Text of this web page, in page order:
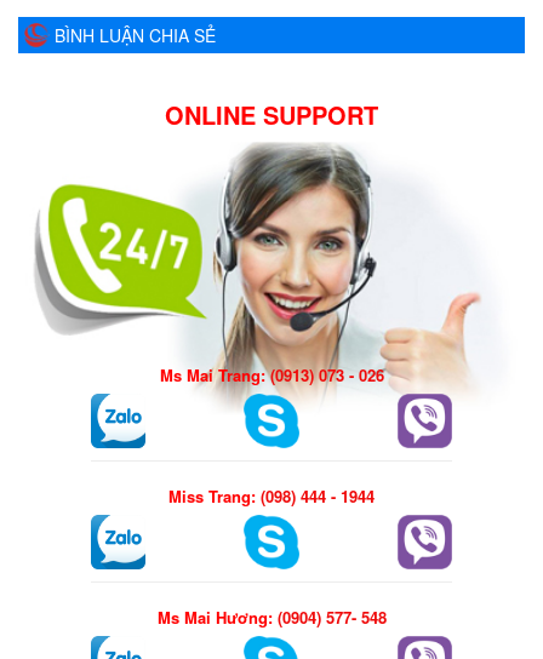
BÌNH LUẬN CHIA SẺ
ONLINE SUPPORT
Ms Mai Trang:(0913) 073 - 026
Miss Trang: (098) 444 - 1944
Ms Mai Hương: (0904) 577- 548